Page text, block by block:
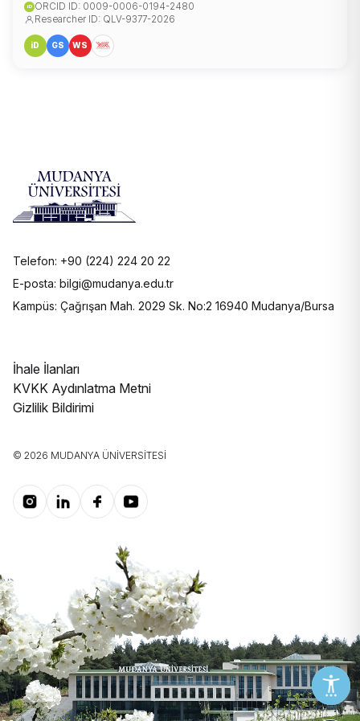
iD ORCID ID: 0009-0006-0194-2480
Researcher ID: QLV-9377-2026
iD GS WS
Telefon: +90 (224) 224 20 22
E-posta: bilgi@mudanya.edu.tr
Kampüs: Çağrışan Mah. 2029 Sk. No:2 16940 Mudanya/Bursa
İhale İlanları
KVKK Aydınlatma Metni
Gizlilik Bildirimi
© 2026 MUDANYA ÜNIVERSITESI